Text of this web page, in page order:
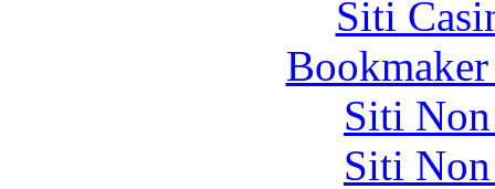
Siti
Siti
Siti